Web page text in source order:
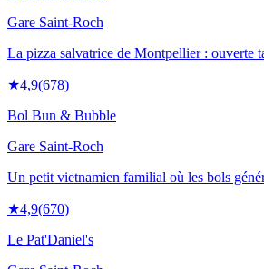
Gare Saint-Roch
La pizza salvatrice de Montpellier : ouverte
★4,9(678)
Bol Bun & Bubble
Gare Saint-Roch
Un petit vietnamien familial où les bols
★4,9(670)
Le Pat'Daniel's